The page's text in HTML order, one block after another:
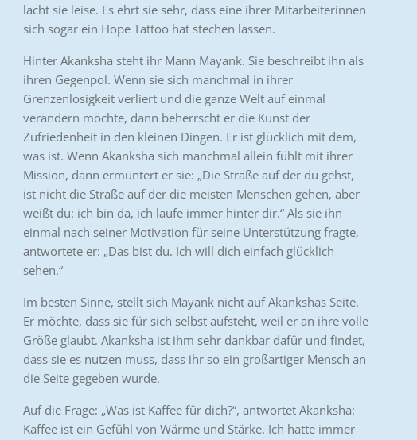
lacht sie leise. Es ehrt sie sehr, dass eine ihrer Mitarbeiterinnen
sich sogar ein Hope Tattoo hat stechen lassen.
Hinter Akanksha steht ihr Mann Mayank. Sie beschreibt ihn als
ihren Gegenpol. Wenn sie sich manchmal in ihrer
Grenzenlosigkeit verliert und die ganze Welt auf einmal
verändern möchte, dann beherrscht er die Kunst der
Zufriedenheit in den kleinen Dingen. Er ist glücklich mit dem,
was ist. Wenn Akanksha sich manchmal allein fühlt mit ihrer
Mission, dann ermuntert er sie: „Die Straße auf der du gehst,
ist nicht die Straße auf der die meisten Menschen gehen, aber
weißt du: ich bin da, ich laufe immer hinter dir.“ Als sie ihn
einmal nach seiner Motivation für seine Unterstützung fragte,
antwortete er: „Das bist du. Ich will dich einfach glücklich
sehen.“
Im besten Sinne, stellt sich Mayank nicht auf Akankshas Seite.
Er möchte, dass sie für sich selbst aufsteht, weil er an ihre volle
Größe glaubt. Akanksha ist ihm sehr dankbar dafür und findet,
dass sie es nutzen muss, dass ihr so ein großartiger Mensch an
die Seite gegeben wurde.
Auf die Frage: „Was ist Kaffee für dich?“, antwortet Akanksha:
Kaffee ist ein Gefühl von Wärme und Stärke. Ich hatte immer